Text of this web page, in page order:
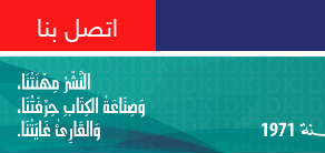
اتصل بنا